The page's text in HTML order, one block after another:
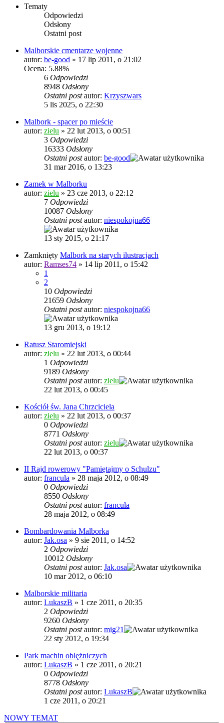
Tematy
Odpowiedzi
Odsłony
Ostatni post
Malborskie cmentarze wojenne
autor: be-good » 17 lip 2011, o 21:02
Ocena: 5.88%
6 Odpowiedzi
8948 Odsłony
Ostatni postautor: Krzyszwars
5 lis 2025, o 22:30
Malbork - spacer po mieście
autor: zielu » 22 lut 2013, o 00:51
3 Odpowiedzi
16333 Odsłony
Ostatni postautor: be-good
31 mar 2016, o 13:23
Zamek w Malborku
autor: zielu » 23 cze 2013, o 22:12
7 Odpowiedzi
10087 Odsłony
Ostatni postautor: niespokojna66
13 sty 2015, o 21:17
Zamknięty Malbork na starych ilustracjach
autor: Ramses74 » 14 lip 2011, o 15:42
1
2
10 Odpowiedzi
21659 Odsłony
Ostatni postautor: niespokojna66
13 gru 2013, o 19:12
Ratusz Staromiejski
autor: zielu » 22 lut 2013, o 00:44
1 Odpowiedzi
9189 Odsłony
Ostatni postautor: zielu
22 lut 2013, o 00:45
Kościół św. Jana Chrzciciela
autor: zielu » 22 lut 2013, o 00:37
0 Odpowiedzi
8771 Odsłony
Ostatni postautor: zielu
22 lut 2013, o 00:37
II Rajd rowerowy "Pamiętajmy o Schulzu"
autor: francula » 28 maja 2012, o 08:49
0 Odpowiedzi
8550 Odsłony
Ostatni postautor: francula
28 maja 2012, o 08:49
Bombardowania Malborka
autor: Jak.osa » 9 sie 2011, o 14:52
2 Odpowiedzi
10012 Odsłony
Ostatni postautor: Jak.osa
10 mar 2012, o 06:10
Malborskie militaria
autor: LukaszB » 1 cze 2011, o 20:35
2 Odpowiedzi
9260 Odsłony
Ostatni postautor: mig21
22 sty 2012, o 19:34
Park machin oblężniczych
autor: LukaszB » 1 cze 2011, o 20:21
0 Odpowiedzi
8778 Odsłony
Ostatni postautor: LukaszB
1 cze 2011, o 20:21
NOWY TEMAT